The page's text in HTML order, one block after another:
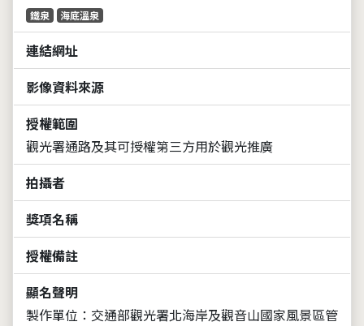
鐵泉
海底溫泉
連結網址
影像資料來源
授權範圍
觀光署通路及其可授權第三方用於觀光推廣
拍攝者
獎項名稱
授權備註
顯名聲明
製作單位：交通部觀光署北海岸及觀音山國家風景區管